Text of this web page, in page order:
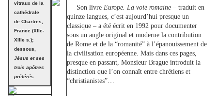
vitraux de la
cathédrale
de Chartres,
France (XIIe-
XIIIe s.);
dessous,
Jésus et ses
trois apôtres
préférés
Son livre Europe. La voie romaine – traduit en
quinze langues, c’est aujourd’hui presque un
classique – a été écrit en 1992 pour documenter
sous un angle original et moderne la contribution
de Rome et de la “romanité” à l’épanouissement de
la civilisation européenne. Mais dans ces pages,
presque en passant, Monsieur Brague introduit la
distinction que l’on connaît entre chrétiens et
“christianistes”…